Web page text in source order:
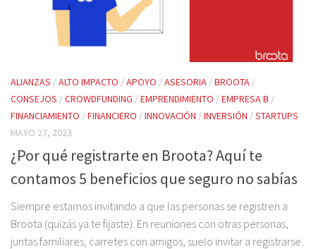
ALIANZAS /ALTO IMPACTO /APOYO /ASESORIA /BROOTA /
CONSEJOS /CROWDFUNDING /EMPRENDIMIENTO /EMPRESA B /
FINANCIAMIENTO /FINANCIERO /INNOVACIÓN /INVERSIÓN /STARTUPS
MAYO 27, 2023
¿Por qué registrarte en Broota? Aquí te
contamos 5 beneficios que seguro no sabías
Siempre estamos invitando a que las personas se registren a
Broota (quizás ya te fijaste). En reuniones con otras personas,
juntas familiares, carretes con amigos, suelo invitar a registrarse.